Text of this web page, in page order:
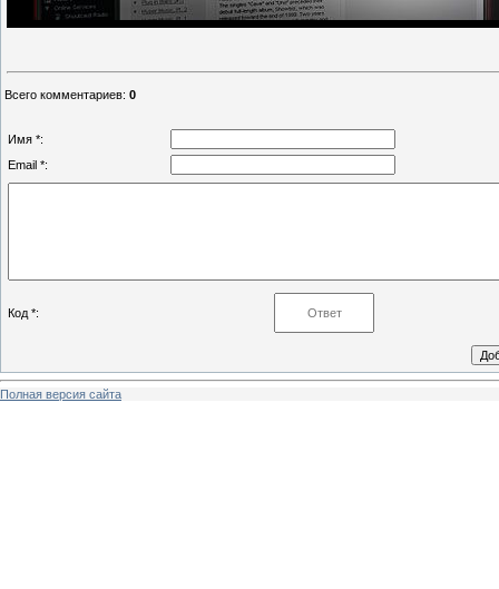
Всего комментариев: 0
Имя *:
Email *:
Код *:
Полная версия сайта